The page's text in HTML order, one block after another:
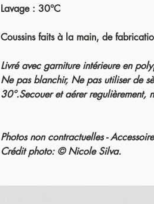
Lavage : 30°C
Coussins faits à la main, de
Livré avec garniture intérieure en
Ne pas blanchir, Ne pas utiliser de
30°.Secouer et aérer regulièrement,
Photos non contractuelles -
Crédit photo: © Nicole Silva.